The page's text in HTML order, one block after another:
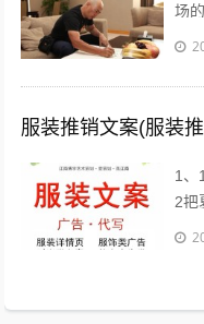
场
城
服装推销文案(服装
1、
2把
的